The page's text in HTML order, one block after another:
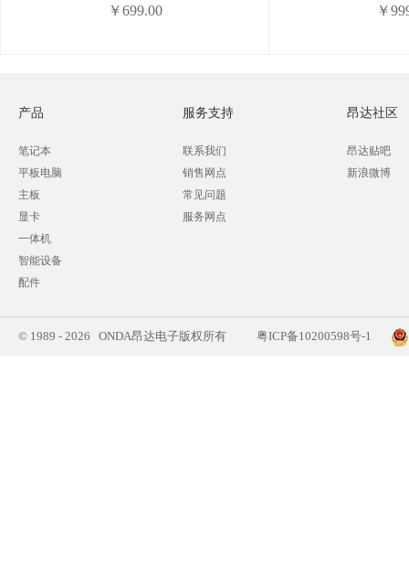
￥699.00 ￥
产品
笔记本
平板电脑
主板
显卡
一体机
智能设备
配件
服务支持
联系我们
销售网点
常见问题
服务网点
昂达社区
昂达贴吧
新浪微博
© 1989 - 2026 ONDA昂达电子版权所有 粤ICP备10200598号-1